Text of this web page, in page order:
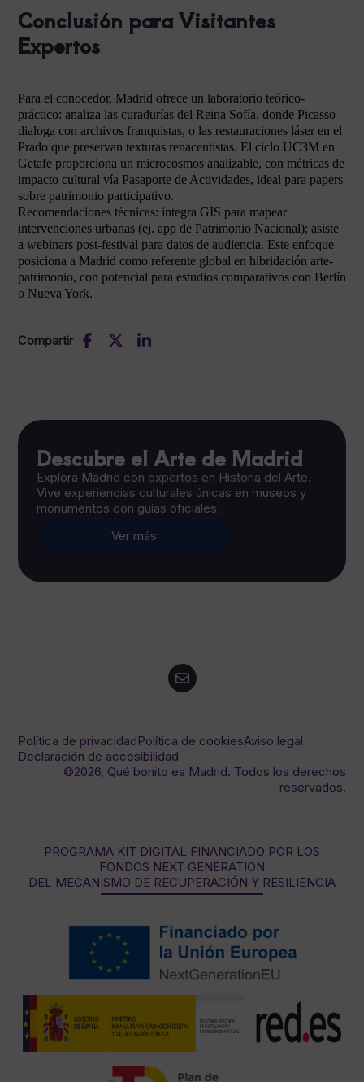
Conclusión para Visitantes
Expertos
Para el conocedor, Madrid ofrece un laboratorio teórico-
práctico: analiza las curadurías del Reina Sofía, donde Picasso
dialoga con archivos franquistas, o las restauraciones láser en el
Prado que preservan texturas renacentistas. El ciclo UC3M en
Getafe proporciona un microcosmos analizable, con métricas de
impacto cultural vía Pasaporte de Actividades, ideal para papers
sobre patrimonio participativo.
Recomendaciones técnicas: integra GIS para mapear
intervenciones urbanas (ej. app de Patrimonio Nacional); asiste
a webinars post-festival para datos de audiencia. Este enfoque
posiciona a Madrid como referente global en hibridación arte-
patrimonio, con potencial para estudios comparativos con Berlín
o Nueva York.
Compartir
Descubre el Arte de Madrid
Explora Madrid con expertos en Historia del Arte.
Vive experiencias culturales únicas en museos y
monumentos con guías oficiales.
Ver más
Política de privacidadPolítica de cookiesAviso legal
Declaración de accesibilidad
©2026, Qué bonito es Madrid. Todos los derechos
reservados.
PROGRAMA KIT DIGITAL FINANCIADO POR LOS
FONDOS NEXT GENERATION
DEL MECANISMO DE RECUPERACIÓN Y RESILIENCIA